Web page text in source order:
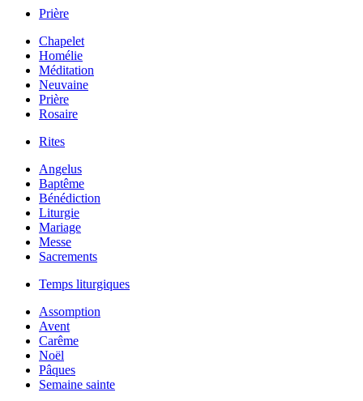
Prière
Chapelet
Homélie
Méditation
Neuvaine
Prière
Rosaire
Rites
Angelus
Baptême
Bénédiction
Liturgie
Mariage
Messe
Sacrements
Temps liturgiques
Assomption
Avent
Carême
Noël
Pâques
Semaine sainte